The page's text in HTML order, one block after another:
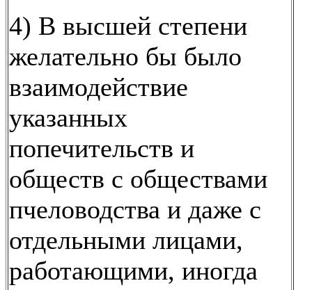
4) В высшей степени
желательно бы было
взаимодействие
указанных
попечительств и
обществ с обществами
пчеловодства и даже с
отдельными лицами,
работающими, иногда